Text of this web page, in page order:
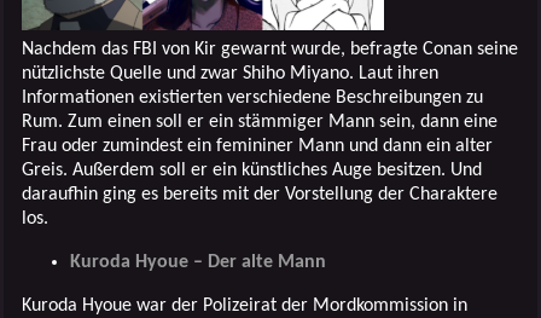
Nachdem das FBI von Kir gewarnt wurde, befragte Conan seine
nützlichste Quelle und zwar Shiho Miyano. Laut ihren
Informationen existierten verschiedene Beschreibungen zu
Rum. Zum einen soll er ein stämmiger Mann sein, dann eine
Frau oder zumindest ein femininer Mann und dann ein alter
Greis. Außerdem soll er ein künstliches Auge besitzen. Und
daraufhin ging es bereits mit der Vorstellung der Charaktere
los.
Kuroda Hyoue – Der alte Mann
Kuroda Hyoue war der Polizeirat der Mordkommission in